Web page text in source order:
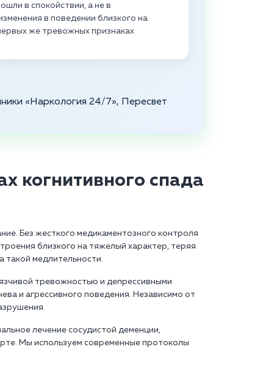
в спокойствии, а не в
в поведении близкого на
же тревожных признаках
«Наркология 24/7», Пересвет
когнитивного спада
Без жесткого медикаментозного контроля
близкого на тяжелый характер, теряя
такой медлительности.
тревожностью и депрессивными
и агрессивного поведения. Независимо от
лечение сосудистой деменции,
Мы используем современные протоколы